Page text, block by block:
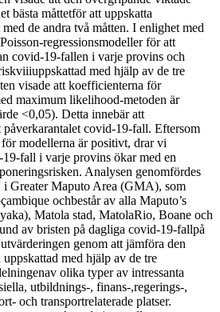
bästa måttetför att uppskatta
de andra två måtten. I enlighet med
regressionsmodeller för att
covid-19-fallen i varje provins och
med hjälp av de tre
visade att koefficienterna för
maximum likelihood-metoden är
<0,05). Detta innebär att
covid-19-fall. Eftersom
modellerna är positivt, drar vi
19-fall i varje provins ökar med en
Analysen genomfördes
i Greater Maputo Area (GMA), som
ochbestår av alla Maputo’s
Matola stad, MatolaRio, Boane och
av bristen på dagliga covid-19-fallpå
genom att jämföra den
med hjälp av de tre
olika typer av intressanta
utbildnings-, finans-,regerings-,
och transportrelaterade platser.